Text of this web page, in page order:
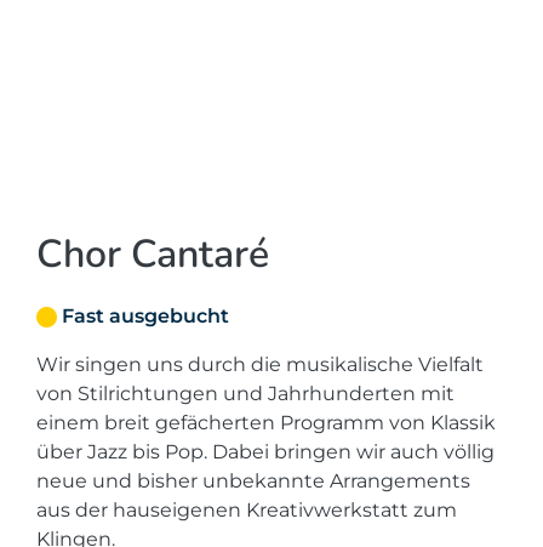
Chor Cantaré
Fast ausgebucht
Wir singen uns durch die musikalische Vielfalt
von Stilrichtungen und Jahrhunderten mit
einem breit gefächerten Programm von Klassik
über Jazz bis Pop. Dabei bringen wir auch völlig
neue und bisher unbekannte Arrangements
aus der hauseigenen Kreativwerkstatt zum
Klingen.